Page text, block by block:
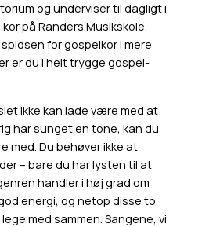
og underviser til dagligt i
på Randers Musikskole.
for gospelkor i mere
er du i helt trygge gospel-
ikke kan lade være med at
har sunget en tone, kan du
med. Du behøver ikke at
– bare du har lysten til at
handler i høj grad om
energi, og netop disse to
med sammen. Sangene, vi